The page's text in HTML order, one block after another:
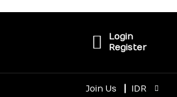
Login
Register
Join Us IDR